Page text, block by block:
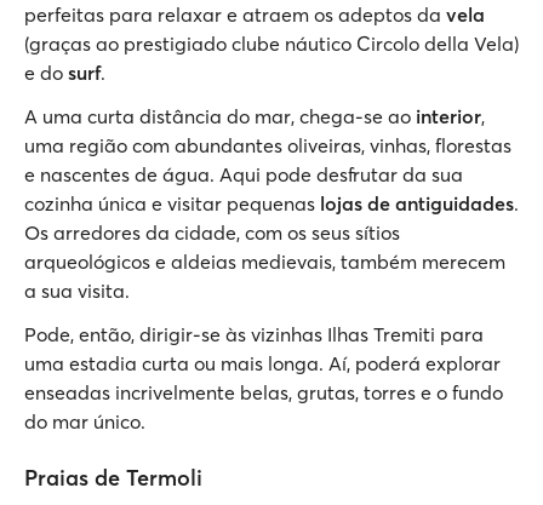
perfeitas para relaxar e atraem os adeptos da vela
(graças ao prestigiado clube náutico Circolo della Vela)
e do surf.
A uma curta distância do mar, chega-se ao interior,
uma região com abundantes oliveiras, vinhas, florestas
e nascentes de água. Aqui pode desfrutar da sua
cozinha única e visitar pequenas lojas de antiguidades.
Os arredores da cidade, com os seus sítios
arqueológicos e aldeias medievais, também merecem
a sua visita.
Pode, então, dirigir-se às vizinhas Ilhas Tremiti para
uma estadia curta ou mais longa. Aí, poderá explorar
enseadas incrivelmente belas, grutas, torres e o fundo
do mar único.
Praias de Termoli